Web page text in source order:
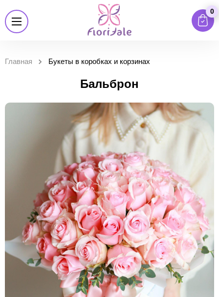
0
Главная Букеты в коробках и корзинах
Бальброн